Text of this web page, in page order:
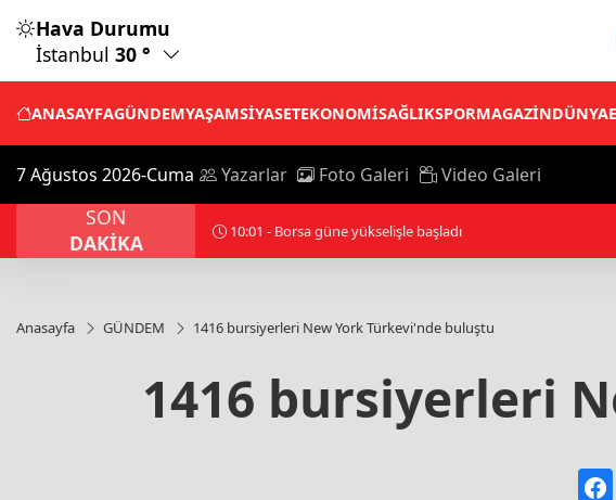
Hava Durumu
İstanbul 30 °
ANASAYFAGÜNDEMYAŞAMSİYASETEKONOMİSAĞLIKSPORMAGAZİNDÜNYA
7 Ağustos 2026-Cuma Yazarlar Foto Galeri Video Galeri
SON
DAKİKA
10:06 - Merkez Bankası, yılın 3'üncü Enflasyon Raporunu 13
Anasayfa GÜNDEM 1416 bursiyerleri New York Türkevi'nde buluştu
1416 bursiyerleri